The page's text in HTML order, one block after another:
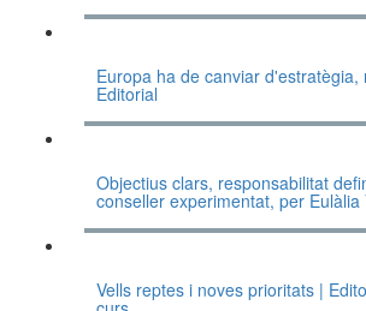
Europa ha de canviar d'estratègia,
Editorial
Objectius clars, responsabilitat
conseller experimentat, per Eulàlia
Vells reptes i noves prioritats |